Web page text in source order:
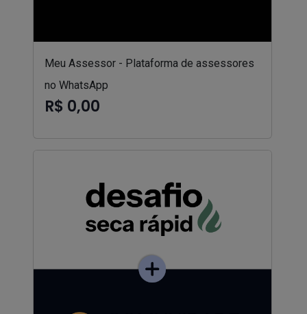
Meu Assessor - Plataforma de assessores
no WhatsApp
R$ 0,00